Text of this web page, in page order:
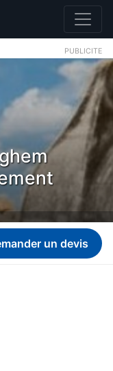
PUBLICITE
un devis